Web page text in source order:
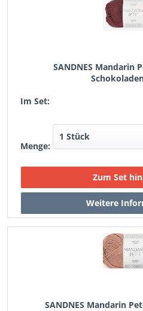
SANDNES Mandarin
Im Set:
Menge:
SANDNES Mandarin